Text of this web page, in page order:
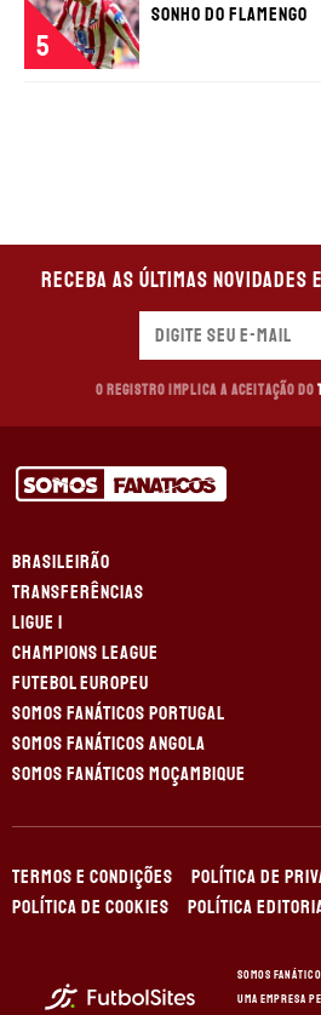
5
sonho do Flamengo
Receba as últimas novidades
O registro implica a aceitação do
BRASILEIRÃO
TRANSFERÊNCIAS
LIGUE 1
CHAMPIONS LEAGUE
FUTEBOL EUROPEU
SOMOS FANÁTICOS PORTUGAL
SOMOS FANÁTICOS ANGOLA
SOMOS FANÁTICOS MOÇAMBIQUE
TERMOS E CONDIÇÕES
POLÍTICA DE
POLÍTICA DE COOKIES
POLÍTICA
Somos
uma empresa